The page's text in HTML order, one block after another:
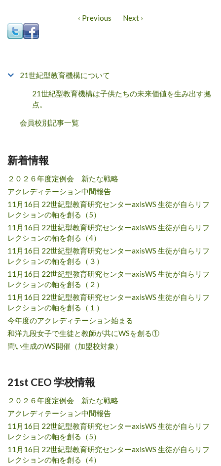
‹ Previous Next ›
21世紀型教育機構について
21世紀型教育機構は子供たちの未来価値を生み出す拠
点。
会員校別記事一覧
新着情報
２０２６年度定例会 新たな戦略
アクレディテーション中間報告
11月16日 22世紀型教育研究センターaxisWS 生徒が自らリフ
レクションの軸を創る（5）
11月16日 22世紀型教育研究センターaxisWS 生徒が自らリフ
レクションの軸を創る（4）
11月16日 22世紀型教育研究センターaxisWS 生徒が自らリフ
レクションの軸を創る（３）
11月16日 22世紀型教育研究センターaxisWS 生徒が自らリフ
レクションの軸を創る（２）
11月16日 22世紀型教育研究センターaxisWS 生徒が自らリフ
レクションの軸を創る（１）
今年度のアクレディテーション始まる
和洋九段女子で生徒と教師が共にWSを創る①
問い生成のWS開催（加盟校対象）
21st CEO 学校情報
２０２６年度定例会 新たな戦略
アクレディテーション中間報告
11月16日 22世紀型教育研究センターaxisWS 生徒が自らリフ
レクションの軸を創る（5）
11月16日 22世紀型教育研究センターaxisWS 生徒が自らリフ
レクションの軸を創る（4）